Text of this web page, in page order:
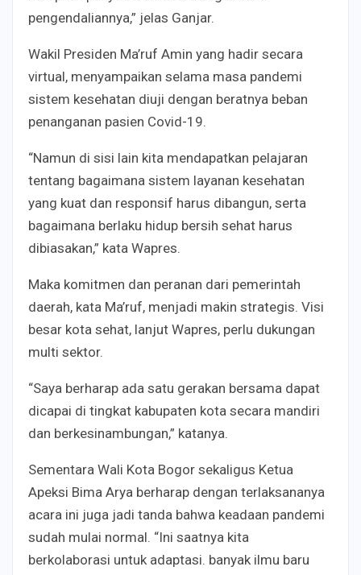
pengendaliannya,” jelas Ganjar.
Wakil Presiden Ma’ruf Amin yang hadir secara
virtual, menyampaikan selama masa pandemi
sistem kesehatan diuji dengan beratnya beban
penanganan pasien Covid-19.
“Namun di sisi lain kita mendapatkan pelajaran
tentang bagaimana sistem layanan kesehatan
yang kuat dan responsif harus dibangun, serta
bagaimana berlaku hidup bersih sehat harus
dibiasakan,” kata Wapres.
Maka komitmen dan peranan dari pemerintah
daerah, kata Ma’ruf, menjadi makin strategis. Visi
besar kota sehat, lanjut Wapres, perlu dukungan
multi sektor.
“Saya berharap ada satu gerakan bersama dapat
dicapai di tingkat kabupaten kota secara mandiri
dan berkesinambungan,” katanya.
Sementara Wali Kota Bogor sekaligus Ketua
Apeksi Bima Arya berharap dengan terlaksananya
acara ini juga jadi tanda bahwa keadaan pandemi
sudah mulai normal. “Ini saatnya kita
berkolaborasi untuk adaptasi. banyak ilmu baru